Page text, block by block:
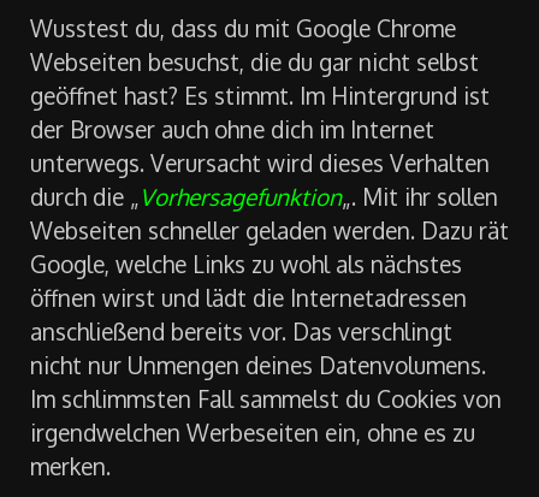
Wusstest du, dass du mit Google Chrome
Webseiten besuchst, die du gar nicht selbst
geöffnet hast? Es stimmt. Im Hintergrund ist
der Browser auch ohne dich im Internet
unterwegs. Verursacht wird dieses Verhalten
durch die „Vorhersagefunktion„. Mit ihr sollen
Webseiten schneller geladen werden. Dazu rät
Google, welche Links zu wohl als nächstes
öffnen wirst und lädt die Internetadressen
anschließend bereits vor. Das verschlingt
nicht nur Unmengen deines Datenvolumens.
Im schlimmsten Fall sammelst du Cookies von
irgendwelchen Werbeseiten ein, ohne es zu
merken.